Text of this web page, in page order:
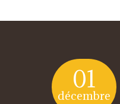
01
décembre